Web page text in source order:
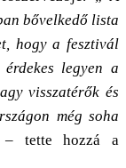
bővelkedő lista
hogy a fesztivál
legyen a
visszatérők és
még soha
tette hozzá a